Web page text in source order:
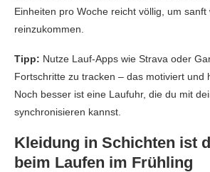
Einheiten pro Woche reicht völlig, um sanft
reinzukommen.
Tipp: Nutze Lauf-Apps wie Strava oder
Fortschritte zu tracken – das motiviert und
Noch besser ist eine Laufuhr, die du mit
synchronisieren kannst.
Kleidung in Schichten ist
beim Laufen im Frühling